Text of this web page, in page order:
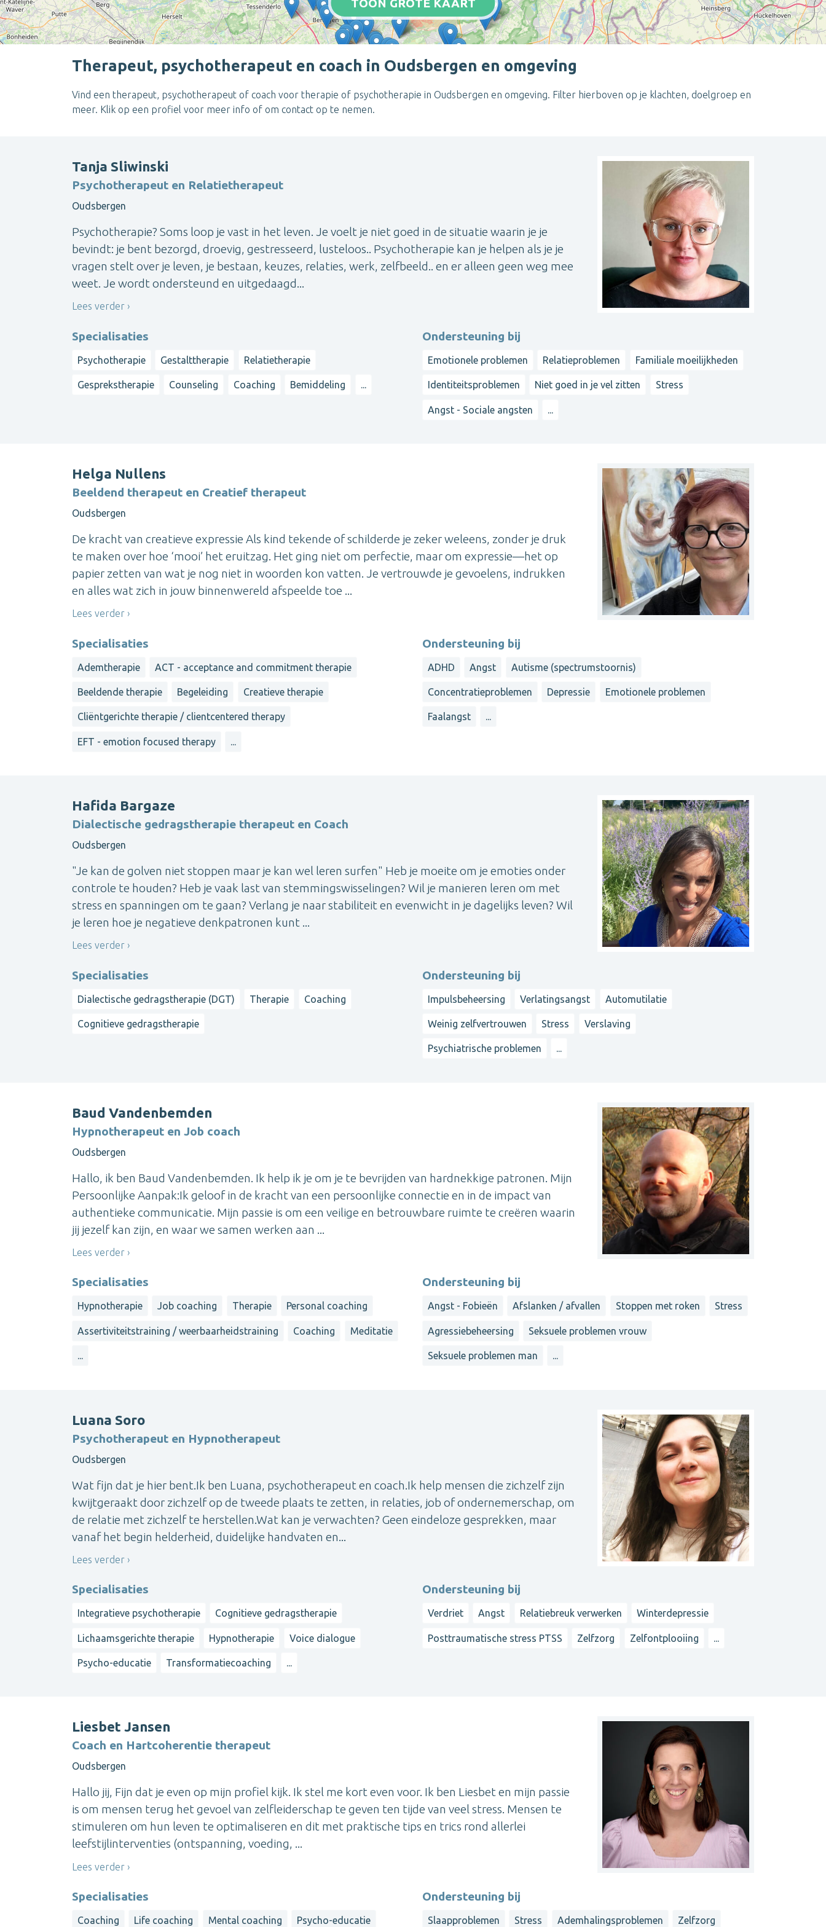
TOON GROTE KAART
Therapeut, psychotherapeut en coach in Oudsbergen en omgeving
Vind een therapeut, psychotherapeut of coach voor therapie of psychotherapie in Oudsbergen en omgeving. Filter hierboven op je klachten, doelgroep en
meer. Klik op een profiel voor meer info of om contact op te nemen.
Tanja Sliwinski
Psychotherapeut en Relatietherapeut
Oudsbergen
Psychotherapie? Soms loop je vast in het leven. Je voelt je niet goed in de situatie waarin je je
bevindt: je bent bezorgd, droevig, gestresseerd, lusteloos.. Psychotherapie kan je helpen als je je
vragen stelt over je leven, je bestaan, keuzes, relaties, werk, zelfbeeld.. en er alleen geen weg mee
weet. Je wordt ondersteund en uitgedaagd...
Lees verder
Specialisaties
Psychotherapie Gestalttherapie Relatietherapie
Gesprekstherapie Counseling Coaching Bemiddeling ...
Ondersteuning bij
Emotionele problemen Relatieproblemen Familiale moeilijkheden
Identiteitsproblemen Niet goed in je vel zitten Stress
Angst - Sociale angsten
Helga Nullens
Beeldend therapeut en Creatief therapeut
Oudsbergen
De kracht van creatieve expressie Als kind tekende of schilderde je zeker weleens, zonder je druk
te maken over hoe ‘mooi’ het eruitzag. Het ging niet om perfectie, maar om expressie—het op
papier zetten van wat je nog niet in woorden kon vatten. Je vertrouwde je gevoelens, indrukken
en alles wat zich in jouw binnenwereld afspeelde toe ...
Lees verder
Specialisaties
Ademtherapie ACT - acceptance and commitment therapie
Beeldende therapie Begeleiding Creatieve therapie
Cliëntgerichte therapie / clientcentered therapy
EFT - emotion focused therapy ...
Ondersteuning bij
ADHD Angst Autisme (spectrumstoornis)
Concentratieproblemen Depressie Emotionele problemen
Faalangst ...
Hafida Bargaze
Dialectische gedragstherapie therapeut en Coach
Oudsbergen
"Je kan de golven niet stoppen maar je kan wel leren surfen" Heb je moeite om je emoties onder
controle te houden? Heb je vaak last van stemmingswisselingen? Wil je manieren leren om met
stress en spanningen om te gaan? Verlang je naar stabiliteit en evenwicht in je dagelijks leven? Wil
je leren hoe je negatieve denkpatronen kunt ...
Lees verder
Specialisaties
Dialectische gedragstherapie (DGT) Therapie Coaching
Cognitieve gedragstherapie
Ondersteuning bij
Impulsbeheersing Verlatingsangst Automutilatie
Weinig zelfvertrouwen Stress Verslaving
Psychiatrische problemen ...
Baud Vandenbemden
Hypnotherapeut en Job coach
Oudsbergen
Hallo, ik ben Baud Vandenbemden. Ik help ik je om je te bevrijden van hardnekkige patronen. Mijn
Persoonlijke Aanpak:Ik geloof in de kracht van een persoonlijke connectie en in de impact van
authentieke communicatie. Mijn passie is om een veilige en betrouwbare ruimte te creëren waarin
jij jezelf kan zijn, en waar we samen werken aan ...
Lees verder
Specialisaties
Hypnotherapie Job coaching Therapie Personal coaching
Assertiviteitstraining / weerbaarheidstraining Coaching Meditatie
...
Ondersteuning bij
Angst - Fobieën Afslanken / afvallen Stoppen met roken Stress
Agressiebeheersing Seksuele problemen vrouw
Seksuele problemen man ...
Luana Soro
Psychotherapeut en Hypnotherapeut
Oudsbergen
Wat fijn dat je hier bent.Ik ben Luana, psychotherapeut en coach.Ik help mensen die zichzelf zijn
kwijtgeraakt door zichzelf op de tweede plaats te zetten, in relaties, job of ondernemerschap, om
de relatie met zichzelf te herstellen.Wat kan je verwachten? Geen eindeloze gesprekken, maar
vanaf het begin helderheid, duidelijke handvaten en...
Lees verder
Specialisaties
Integratieve psychotherapie Cognitieve gedragstherapie
Lichaamsgerichte therapie Hypnotherapie Voice dialogue
Psycho-educatie Transformatiecoaching ...
Ondersteuning bij
Verdriet Angst Relatiebreuk verwerken Winterdepressie
Posttraumatische stress PTSS Zelfzorg Zelfontplooiing
Liesbet Jansen
Coach en Hartcoherentie therapeut
Oudsbergen
Hallo jij, Fijn dat je even op mijn profiel kijk. Ik stel me kort even voor. Ik ben Liesbet en mijn passie
is om mensen terug het gevoel van zelfleiderschap te geven ten tijde van veel stress. Mensen te
stimuleren om hun leven te optimaliseren en dit met praktische tips en trics rond allerlei
leefstijlinterventies (ontspanning, voeding, ...
Lees verder
Specialisaties
Coaching Life coaching Mental coaching Psycho-educatie
Ondersteuning bij
Slaapproblemen Stress Ademhalingsproblemen Zelfzorg